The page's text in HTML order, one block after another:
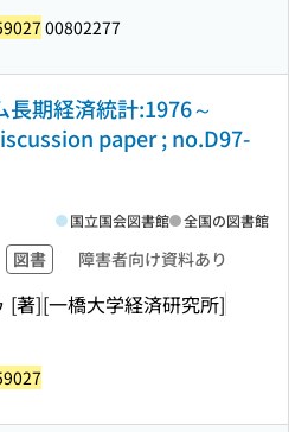
00802277
長期経済統計:1976～
paper ; no.D97-
図書 障害者向け資料あり
[著][一橋大学経済研究所]
国立国会図書館 全国の図書館